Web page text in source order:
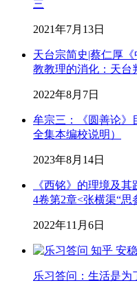
三
2021年7月13日
天台宗简史|蔡仁厚
教教理的消化：天台
2022年8月7日
牟宗三：《圆善论》
全集本编校说明）
2023年8月14日
《西铭》的理境及
4卷第2章<张横渠“思
2022年11月6日
乐习答问：生活是